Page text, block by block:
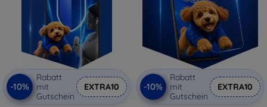
-10%
Rabatt
mit
Gutschein
EXTRA10 -10%
Rabatt
mit
Gutschein
EXTRA10